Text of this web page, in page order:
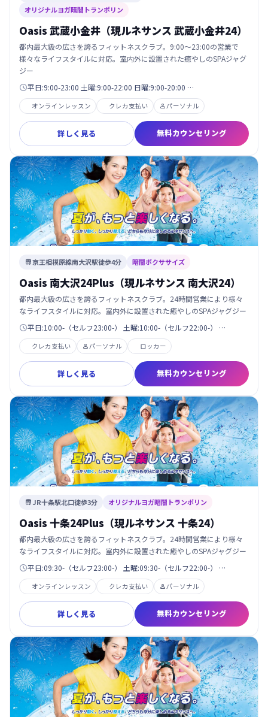
オリジナルヨガ暗闇トランポリン
Oasis 武蔵小金井（現ルネサンス 武蔵小金井24）
都内最大級の広さを誇るフィットネスクラブ。9:00〜23:00の営業で
様々なライフスタイルに対応。室内外に設置された癒やしのSPAジャグ
ジー
平日:9:00-23:00 土曜:9:00-22:00 日曜:9:00-20:00 …
オンラインレッスン クレカ支払い パーソナル
詳しく見る 無料カウンセリング
京王相模原線南大沢駅徒歩4分 暗闇ボクササイズ
Oasis 南大沢24Plus（現ルネサンス 南大沢24）
都内最大級の広さを誇るフィットネスクラブ。24時間営業により様々
なライフスタイルに対応。室内外に設置された癒やしのSPAジャグジー
平日:10:00-（セルフ23:00-） 土曜:10:00-（セルフ22:00-） …
クレカ支払い パーソナル ロッカー
詳しく見る 無料カウンセリング
 JR十条駅北口徒歩3分 オリジナルヨガ暗闇トランポリン
Oasis 十条24Plus（現ルネサンス 十条24）
都内最大級の広さを誇るフィットネスクラブ。24時間営業により様々
なライフスタイルに対応。室内外に設置された癒やしのSPAジャグジー
平日:09:30-（セルフ23:00-） 土曜:09:30-（セルフ22:00-） …
オンラインレッスン クレカ支払い パーソナル
詳しく見る 無料カウンセリング